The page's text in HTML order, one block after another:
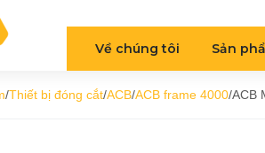
Về chúng tôi Sản
/Thiết bị đóng cắt/ACB/ACB frame 4000/ACB